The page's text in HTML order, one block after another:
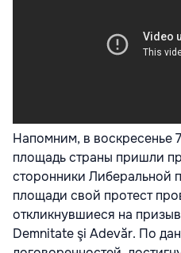
Напомним, в воскресенье
площадь страны пришли
сторонники Либеральной
площади свой протест
откликнувшиеся на
Demnitate şi Adevăr. По